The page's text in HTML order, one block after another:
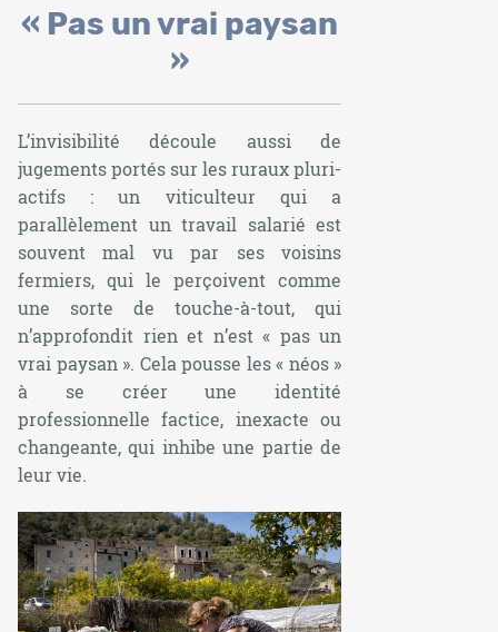
« Pas un vrai paysan
»
L’invisibilité découle aussi de
jugements portés sur les ruraux pluri-
actifs : un viticulteur qui a
parallèlement un travail salarié est
souvent mal vu par ses voisins
fermiers, qui le perçoivent comme
une sorte de touche-à-tout, qui
n’approfondit rien et n’est « pas un
vrai paysan». Cela pousse les « néos »
à se créer une identité
professionnelle factice, inexacte ou
changeante, qui inhibe une partie de
leur vie.